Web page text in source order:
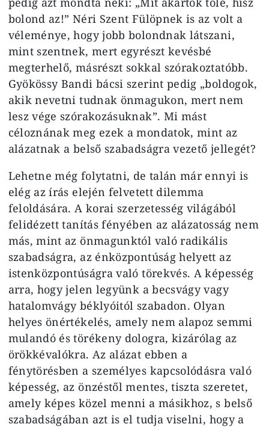
bolond az!” Néri Szent Fülöpnek is az volt a
vé­leménye, hogy jobb bolondnak lát­szani,
mint szentnek, mert egyrészt kevésbé
megterhelő, másrészt sokkal szórakoztatóbb.
Gyökössy Bandi bá­csi szerint pedig „boldogok,
akik ne­vetni tudnak önmagukon, mert nem
lesz vége szórakozásuknak”. Mi mást
céloznának meg ezek a mondatok, mint az
alázatnak a belső szabadság­ra vezető jellegét?
Lehetne még folytatni, de talán már ennyi is
elég az írás elején felvetett di­lemma
feloldására. A korai szerzetes­ség világából
felidézett tanítás fényé­ben az alázatosság nem
más, mint az önmagunktól való radikális
szabad­ságra, az énközpontúság helyett az
istenközpontúságra való törekvés. A képesség
arra, hogy jelen legyünk a becsvágy vagy
hatalomvágy béklyó­itól szabadon. Olyan
helyes önérté­kelés, amely nem alapoz semmi
mu­landó és törékeny dologra, kizárólag az
örökkévalókra. Az alázat ebben a
fénytörésben a személyes kapcsoló­dásra való
képesség, az önzéstől men­tes, tiszta szeretet,
amely képes közel menni a másikhoz, s belső
szabadsá­gában azt is el tudja viselni, hogy a